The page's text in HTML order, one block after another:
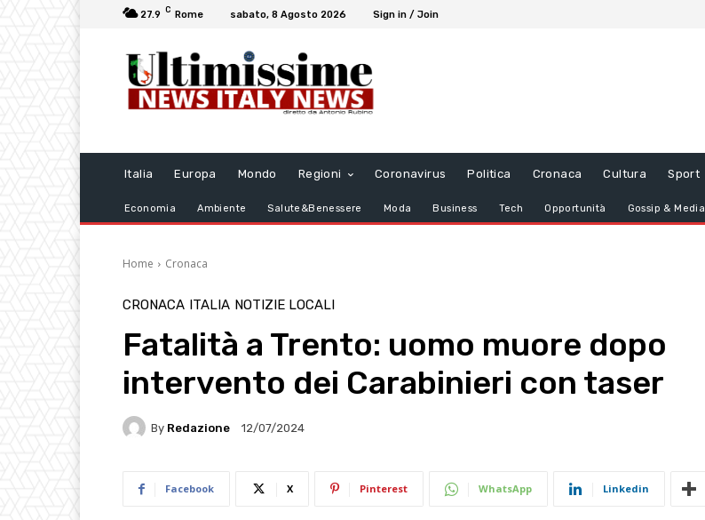
27.9 C Rome sabato, 8 Agosto 2026 Sign in / Join
Italia Europa Mondo Regioni Coronavirus Politica Cronaca Cultura Sport
Economia Ambiente Salute&Benessere Moda Business Tech Opportunità Gossip & Media
Home Cronaca
CRONACA ITALIA NOTIZIE LOCALI
Fatalità a Trento: uomo muore dopo
intervento dei Carabinieri con taser
By Redazione 12/07/2024
Facebook X Pinterest WhatsApp Linkedin